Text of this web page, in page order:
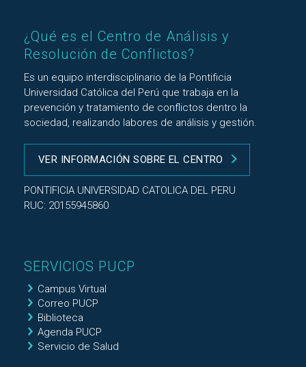
¿Qué es el Centro de Análisis y
Resolución de Conflictos?
Es un equipo interdisciplinario de la Pontificia
Universidad Católica del Perú que trabaja en la
prevención y tratamiento de conflictos dentro la
sociedad, realizando labores de análisis y gestión.
VER INFORMACIÓN SOBRE EL CENTRO
PONTIFICIA UNIVERSIDAD CATOLICA DEL PERU
RUC: 20155945860
SERVICIOS PUCP
Campus Virtual
Correo PUCP
Biblioteca
Agenda PUCP
Servicio de Salud